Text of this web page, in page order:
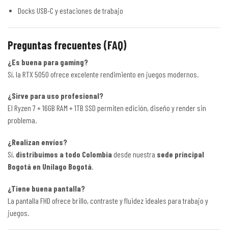
Docks USB-C y estaciones de trabajo
Preguntas frecuentes (FAQ)
¿Es buena para gaming?
Sí, la RTX 5050 ofrece excelente rendimiento en juegos modernos.
¿Sirve para uso profesional?
El Ryzen 7 + 16GB RAM + 1TB SSD permiten edición, diseño y render sin
problema.
¿Realizan envíos?
Sí, distribuimos a todo Colombiadesde nuestra sede principal
Bogotá en Unilago Bogotá.
¿Tiene buena pantalla?
La pantalla FHD ofrece brillo, contraste y fluidez ideales para trabajo y
juegos.